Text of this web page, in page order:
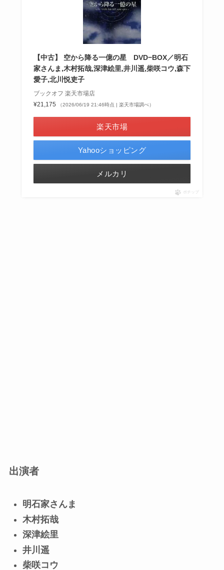
【中古】 空から降る一億の星 DVD−BOX／明石
家さんま,木村拓哉,深津絵里,井川遥,柴咲コウ,森下
愛子,北川悦吏子
ブックオフ 楽天市場店
¥21,175
（2026/06/19 21:46時点 | 楽天市場調べ）
楽天市場
Yahooショッピング
メルカリ
ポチップ
出演者
明石家さんま
木村拓哉
深津絵里
井川遥
柴咲コウ